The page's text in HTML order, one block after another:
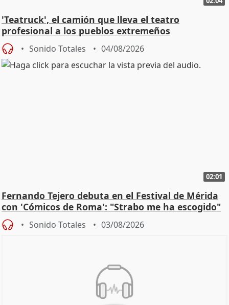
'Teatruck', el camión que lleva el teatro
profesional a los pueblos extremeños
Sonido Totales 04/08/2026
02:01
Fernando Tejero debuta en el Festival de Mérida
con 'Cómicos de Roma': "Strabo me ha escogido"
Sonido Totales 03/08/2026